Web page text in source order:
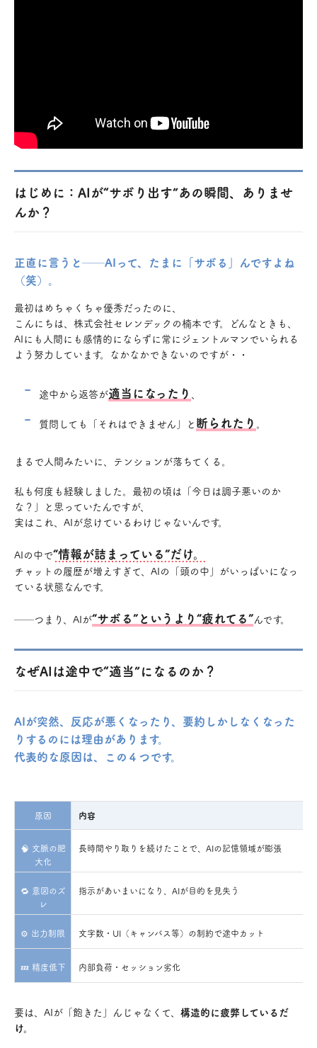
はじめに：AIが“サボり出す”あの瞬間、ありませ
んか？
正直に言うと──AIって、たまに「サボる」んですよね
（笑）。
最初はめちゃくちゃ優秀だったのに、
こんにちは、株式会社セレンデックの楠本です。どんなときも、
AIにも人間にも感情的にならずに常にジェントルマンでいられる
よう努力しています。なかなかできないのですが・・
途中から返答が適当になったり
質問しても「それはできません」と 断られたり 。
まるで人間みたいに、テンションが落ちてくる。
私も何度も経験しました。最初の頃は「今日は調子悪いのか
な？」と思っていたんですが、
実はこれ、AIが怠けているわけじゃないんです。
AIの中で“情報が詰まっている”だけ。
チャットの履歴が増えすぎて、AIの「頭の中」がいっぱいになっ
ている状態なんです。
──つまり、AIが“サボる”というより“疲れてる”んです。
なぜAIは途中で“適当”になるのか？
AIが突然、反応が悪くなったり、要約しかしなくなった
りするのには理由があります。
代表的な原因は、この４つです。
原因 内容
🧠 文脈の肥
大化
長時間やり取りを続けたことで、AIの記憶領域が膨張
🔁 意図のズ
レ
指示があいまいになり、AIが目的を見失う
⚙️ 出力制限 文字数・UI（キャンバス等）の制約で途中カット
💤 精度低下 内部負荷・セッション劣化
要は、AIが「飽きた」んじゃなくて、 構造的に疲弊しているだ
け。